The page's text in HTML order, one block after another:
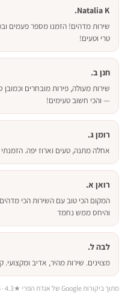
Natalia K.
שירות מדהים! הזמנו מספר פעמים
טרי וטעים!
חנן ב.
שירות מעולה, פירות מובחרים וכמובן
— והכי חשוב טעימים!
רומן ג.
אחלה מתנה, טעים וארוז יפה.
רואן א.
המקום הכי טוב עם השירות הכי
והיחס ממש נחמד
לבה ל.
מצוינים. שירות מהיר, אדיב
מתוך ביקורות Google של אגדת הפרי ★4.3 · 76 ביקורות